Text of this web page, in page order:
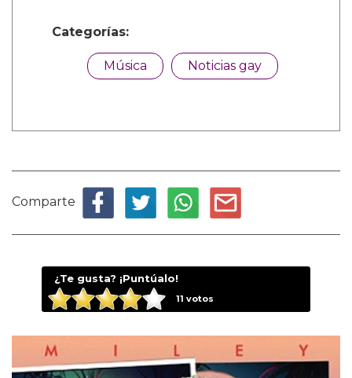
Categorías:
Música Noticias gay
Comparte
¿Te gusta? ¡Puntúalo!
11 votos